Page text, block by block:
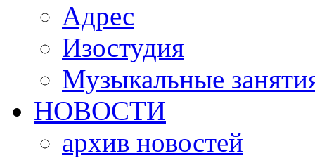
Адрес
Изостудия
Музыкальные
НОВОСТИ
архив новостей